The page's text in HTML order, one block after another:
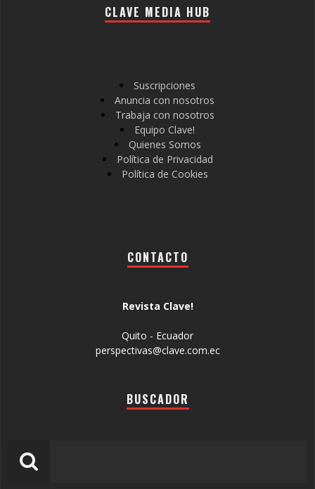
CLAVE MEDIA HUB
Suscripciones
Anuncia con nosotros
Trabaja con nosotros
Equipo Clave!
Quienes Somos
Política de Privacidad
Política de Cookies
CONTACTO
Revista Clave!
Quito - Ecuador
perspectivas@clave.com.ec
BUSCADOR